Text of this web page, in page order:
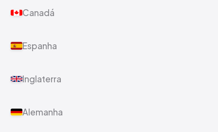
Canadá
Espanha
Inglaterra
Alemanha